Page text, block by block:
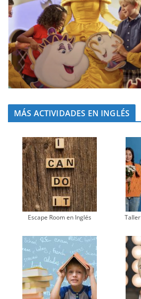
MÁS ACTIVIDADES EN INGLÉS
Escape Room en Inglés